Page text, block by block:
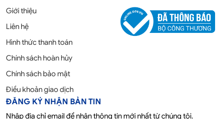
Giới thiệu
Liên hệ
Hình thức thanh toán
Chính sách hoàn hủy
Chính sách bảo mật
Điều khoản giao dịch
ĐĂNG KÝ NHẬN BẢN TIN
Nhập địa chỉ email để nhận thông tin mới nhất từ chúng tôi.